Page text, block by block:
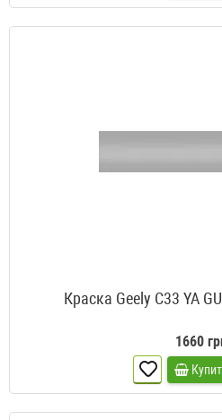
Краска Geely C33 YA
1660